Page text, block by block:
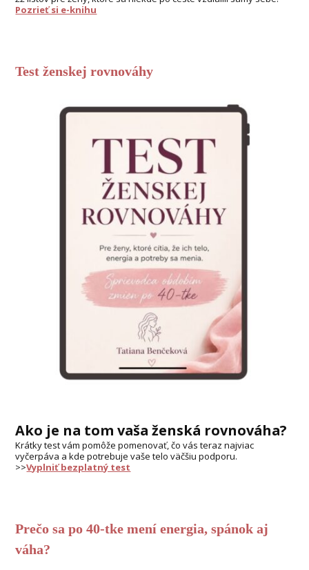
Pozrieť si e-knihu
Test ženskej rovnováhy
Ako je na tom vaša ženská rovnováha?
Krátky test vám pomôže pomenovať, čo vás teraz najviac
vyčerpáva a kde potrebuje vaše telo väčšiu podporu.
>>Vyplniť bezplatný test
Prečo sa po 40-tke mení energia, spánok aj
váha?